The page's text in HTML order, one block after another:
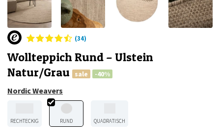
(34)
Wollteppich Rund – Ulstein
Natur/Grau
sale -40%
Nordic Weavers
RECHTECKIG RUND QUADRATISCH